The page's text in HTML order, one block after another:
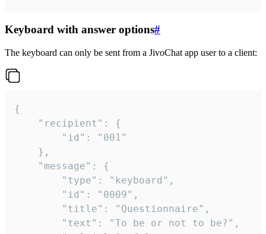
Keyboard with answer options#
The keyboard can only be sent from a JivoChat app user to a client:
{